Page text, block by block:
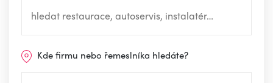
Kde firmu nebo řemeslníka hledáte?